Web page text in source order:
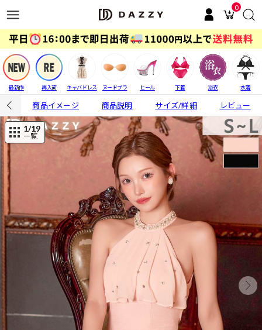
0
最新作 再入荷 キャバドレス ヌードブラ ヒール 下着 浴衣 水着
商品イメージ 商品説明 サイズ/詳細 レビュー
1/19
一覧